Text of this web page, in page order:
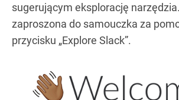
sugerującym eksplorację
zaproszona do samouczka za
przycisku „Explore Slack”.